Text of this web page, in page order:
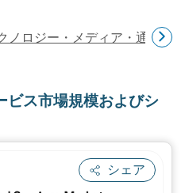
ノロジー・メディア・通信研
ビス市場規模およびシ
シェア